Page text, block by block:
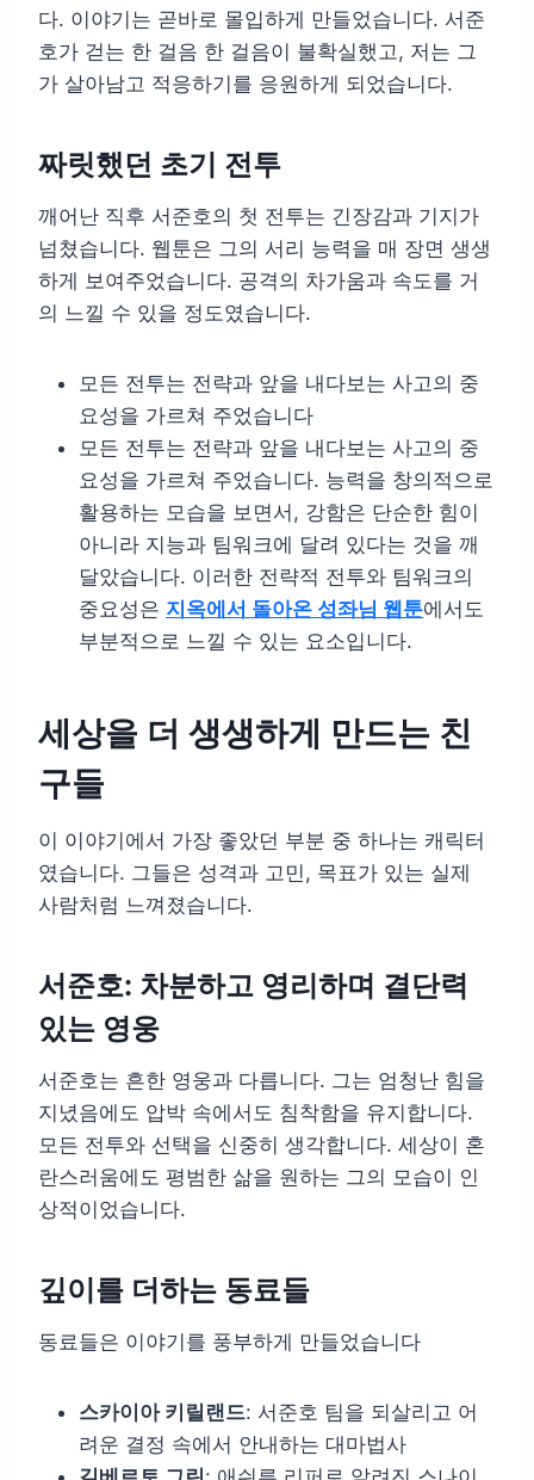
다. 이야기는 곧바로 몰입하게 만들었습니다. 서준
호가 걷는 한 걸음 한 걸음이 불확실했고, 저는 그
가 살아남고 적응하기를 응원하게 되었습니다.
짜릿했던 초기 전투
깨어난 직후 서준호의 첫 전투는 긴장감과 기지가
넘쳤습니다. 웹툰은 그의 서리 능력을 매 장면 생생
하게 보여주었습니다. 공격의 차가움과 속도를 거
의 느낄 수 있을 정도였습니다.
모든 전투는 전략과 앞을 내다보는 사고의 중
요성을 가르쳐 주었습니다
모든 전투는 전략과 앞을 내다보는 사고의 중
요성을 가르쳐 주었습니다. 능력을 창의적으로
활용하는 모습을 보면서, 강함은 단순한 힘이
아니라 지능과 팀워크에 달려 있다는 것을 깨
달았습니다. 이러한 전략적 전투와 팀워크의
중요성은 지옥에서 돌아온 성좌님 웹툰에서도
부분적으로 느낄 수 있는 요소입니다.
세상을 더 생생하게 만드는 친
구들
이 이야기에서 가장 좋았던 부분 중 하나는 캐릭터
였습니다. 그들은 성격과 고민, 목표가 있는 실제
사람처럼 느껴졌습니다.
서준호: 차분하고 영리하며 결단력
있는 영웅
서준호는 흔한 영웅과 다릅니다. 그는 엄청난 힘을
지녔음에도 압박 속에서도 침착함을 유지합니다.
모든 전투와 선택을 신중히 생각합니다. 세상이 혼
란스러움에도 평범한 삶을 원하는 그의 모습이 인
상적이었습니다.
깊이를 더하는 동료들
동료들은 이야기를 풍부하게 만들었습니다
스카이아 키릴랜드: 서준호 팀을 되살리고 어
려운 결정 속에서 안내하는 대마법사